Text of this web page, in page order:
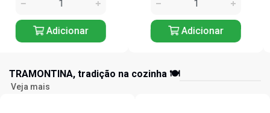
Adicionar Adicionar
TRAMONTINA, tradição na cozinha 🍽️
Veja mais